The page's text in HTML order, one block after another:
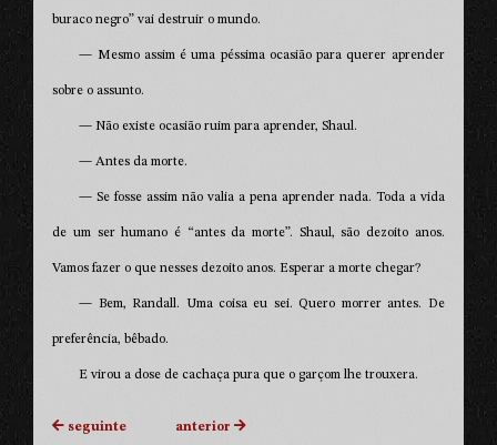
buraco negro” vai destruir o mundo.
— Mesmo assim é uma péssima ocasião para querer aprender
sobre o assunto.
— Não existe ocasião ruim para aprender, Shaul.
— Antes da morte.
— Se fosse assim não valia a pena aprender nada. Toda a vida
de um ser humano é “antes da morte”. Shaul, são dezoito anos.
Vamos fazer o que nesses dezoito anos. Esperar a morte chegar?
— Bem, Randall. Uma coisa eu sei. Quero morrer antes. De
preferência, bêbado.
E virou a dose de cachaça pura que o garçom lhe trouxera.
seguinte anterior